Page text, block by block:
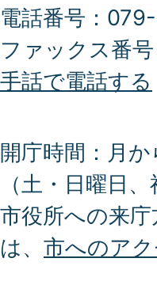
電話番号：
ファックス番
手話で電話する
開庁時間：月
（土・日曜日
市役所への来
は、 市へのア